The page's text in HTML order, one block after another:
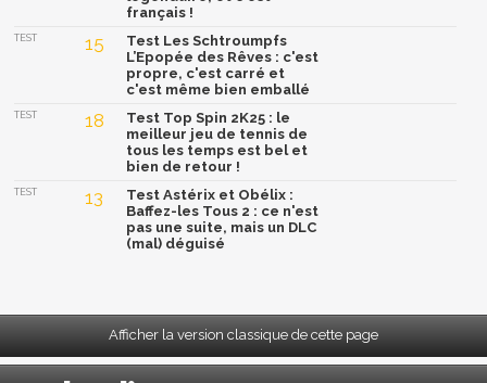
français !
TEST 15
Test Les Schtroumpfs
L’Epopée des Rêves : c'est
propre, c'est carré et
c'est même bien emballé
TEST 18
Test Top Spin 2K25 : le
meilleur jeu de tennis de
tous les temps est bel et
bien de retour !
TEST 13
Test Astérix et Obélix :
Baffez-les Tous 2 : ce n'est
pas une suite, mais un DLC
(mal) déguisé
Afficher la version classique de cette page